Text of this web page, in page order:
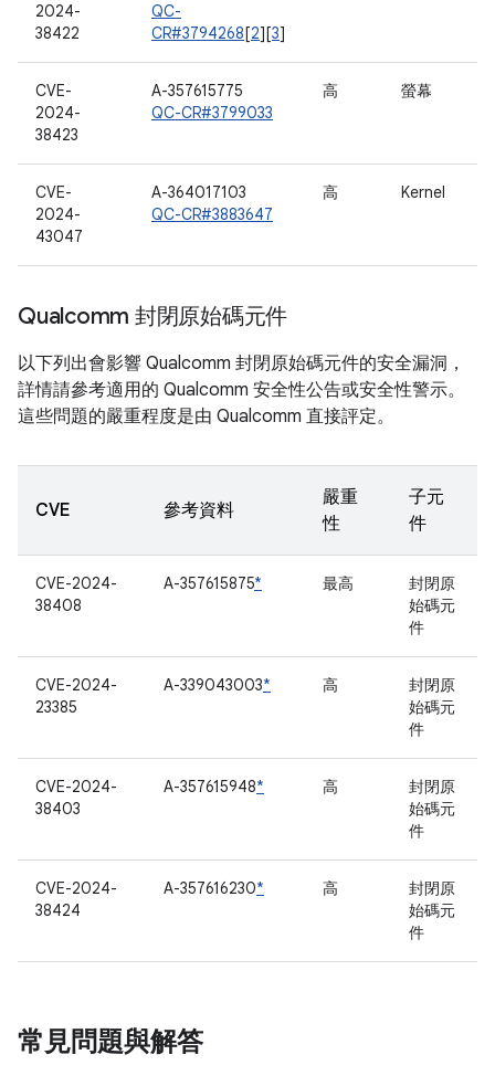
2024-
38422
QC-
CR#3794268[2][3]
CVE-
2024-
38423
A-357615775
QC-CR#3799033
高 螢幕
CVE-
2024-
43047
A-364017103
QC-CR#3883647
高 Kernel
Qualcomm 封閉原始碼元件
以下列出會影響 Qualcomm 封閉原始碼元件的安全漏洞，
詳情請參考適用的 Qualcomm 安全性公告或安全性警示。
這些問題的嚴重程度是由 Qualcomm 直接評定。
CVE 參考資料
嚴重
性
子元
件
CVE-2024-
38408
A-357615875* 最高
封閉原
始碼元
件
CVE-2024-
23385
A-339043003* 高
封閉原
始碼元
件
CVE-2024-
38403
A-357615948* 高
封閉原
始碼元
件
CVE-2024-
38424
A-357616230* 高
封閉原
始碼元
件
常見問題與解答